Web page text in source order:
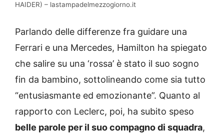
HAIDER) – lastampadelmezzogiorno.it
Parlando delle differenze fra guidare una
Ferrari e una Mercedes, Hamilton ha spiegato
che salire su una ‘rossa’ è stato il suo sogno
fin da bambino, sottolineando come sia tutto
“entusiasmante ed emozionante”. Quanto al
rapporto con Leclerc, poi, ha subito speso
belle parole per il suo compagno di squadra,